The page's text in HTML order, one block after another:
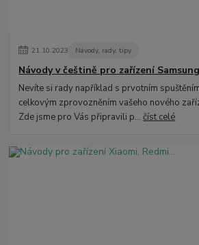
21.10.2023 Návody, rady, tipy
Návody v češtině pro zařízení Samsung
Nevíte si rady například s prvotním
celkovým zprovozněním vašeho nového
Zde jsme pro Vás připravili p...číst celé